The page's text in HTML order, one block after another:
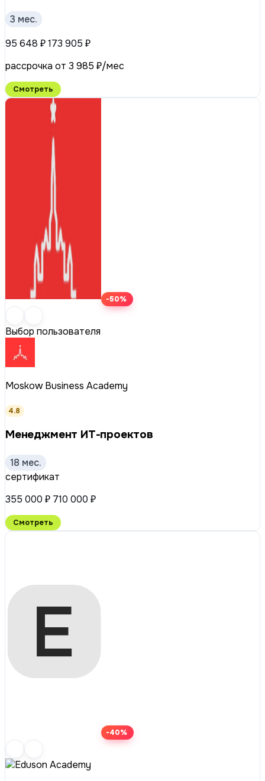
3 мес.
95 648 ₽173 905 ₽
рассрочка от 3 985 ₽/мес
Смотреть
-50%
Выбор пользователя
Moskow Business Academy
4.8
Менеджмент ИТ-проектов
18 мес.
сертификат
355 000 ₽ 710 000 ₽
Смотреть
-40%